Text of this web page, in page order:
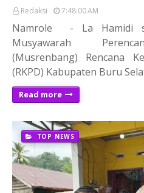
Redaksi 7:48:00 AM
Namrole - La Hamidi
Musyawarah
(Musrenbang) Rencana
(RKPD) Kabupaten Buru
Read more
TOP NEWS